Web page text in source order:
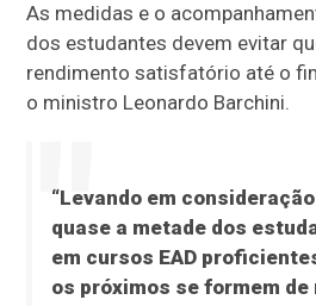
As medidas e o
dos estudantes devem evitar
rendimento satisfatório até o
o ministro Leonardo Barchini.
“Levando em
quase a metade dos
em cursos EAD
os próximos se formem de